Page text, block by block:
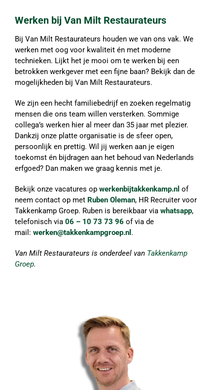
Werken bij Van Milt Restaurateurs
Bij Van Milt Restaurateurs houden we van ons vak. We
werken met oog voor kwaliteit én met moderne
technieken. Lijkt het je mooi om te werken bij een
betrokken werkgever met een fijne baan? Bekijk dan de
mogelijkheden bij Van Milt Restaurateurs.
We zijn een hecht familiebedrijf en zoeken regelmatig
mensen die ons team willen versterken. Sommige
collega’s werken hier al meer dan 35 jaar met plezier.
Dankzij onze platte organisatie is de sfeer open,
persoonlijk en prettig. Wil jij werken aan je eigen
toekomst én bijdragen aan het behoud van Nederlands
erfgoed? Dan maken we graag kennis met je.
Bekijk onze vacatures op werkenbijtakkenkamp.nl of
neem contact op met Ruben Oleman, HR Recruiter voor
Takkenkamp Groep. Ruben is bereikbaar via whatsapp,
telefonisch via 06 – 10 73 73 96 of via de
mail: werken@takkenkampgroep.nl .
Van Milt Restaurateurs is onderdeel van Takkenkamp
Groep.